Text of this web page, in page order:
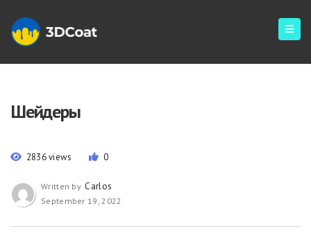
Шейдеры
2836 views 0
Written by Carlos
September 19, 2022